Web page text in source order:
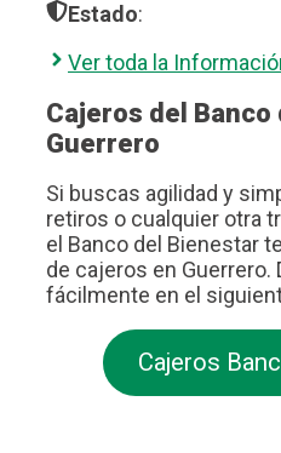
Estado:
Ver toda la
Cajeros del
Guerrero
Si buscas agilidad y
retiros o cualquier otra
el Banco del Bienestar
de cajeros en
fácilmente en el
Cajeros